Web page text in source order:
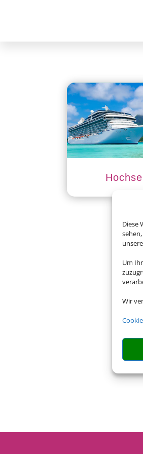
Diese
Um
Wir